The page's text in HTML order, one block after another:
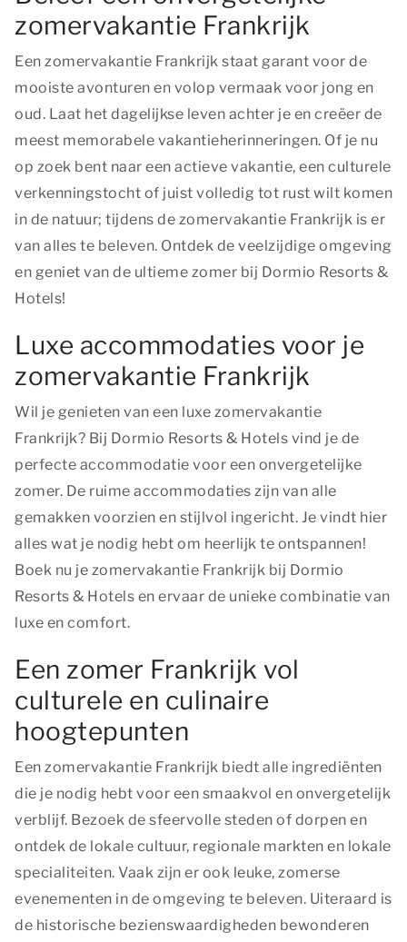
zomervakantie Frankrijk
Een zomervakantie Frankrijk staat garant voor de
mooiste avonturen en volop vermaak voor jong en
oud. Laat het dagelijkse leven achter je en creëer de
meest memorabele vakantieherinneringen. Of je nu
op zoek bent naar een actieve vakantie, een culturele
verkenningstocht of juist volledig tot rust wilt komen
in de natuur; tijdens de zomervakantie Frankrijk is er
van alles te beleven. Ontdek de veelzijdige omgeving
en geniet van de ultieme zomer bij Dormio Resorts &
Hotels!
Luxe accommodaties voor je
zomervakantie Frankrijk
Wil je genieten van een luxe zomervakantie
Frankrijk? Bij Dormio Resorts & Hotels vind je de
perfecte accommodatie voor een onvergetelijke
zomer. De ruime accommodaties zijn van alle
gemakken voorzien en stijlvol ingericht. Je vindt hier
alles wat je nodig hebt om heerlijk te ontspannen!
Boek nu je zomervakantie Frankrijk bij Dormio
Resorts & Hotels en ervaar de unieke combinatie van
luxe en comfort.
Een zomer Frankrijk vol
culturele en culinaire
hoogtepunten
Een zomervakantie Frankrijk biedt alle ingrediënten
die je nodig hebt voor een smaakvol en onvergetelijk
verblijf. Bezoek de sfeervolle steden of dorpen en
ontdek de lokale cultuur, regionale markten en lokale
specialiteiten. Vaak zijn er ook leuke, zomerse
evenementen in de omgeving te beleven. Uiteraard is
de historische bezienswaardigheden bewonderen